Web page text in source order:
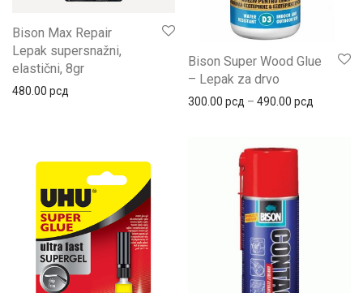
Bison Max Repair
Lepak supersnažni,
elastični, 8gr
480.00 рсд
Bison Super Wood Glue
– Lepak za drvo
300.00 рсд – 490.00 рсд